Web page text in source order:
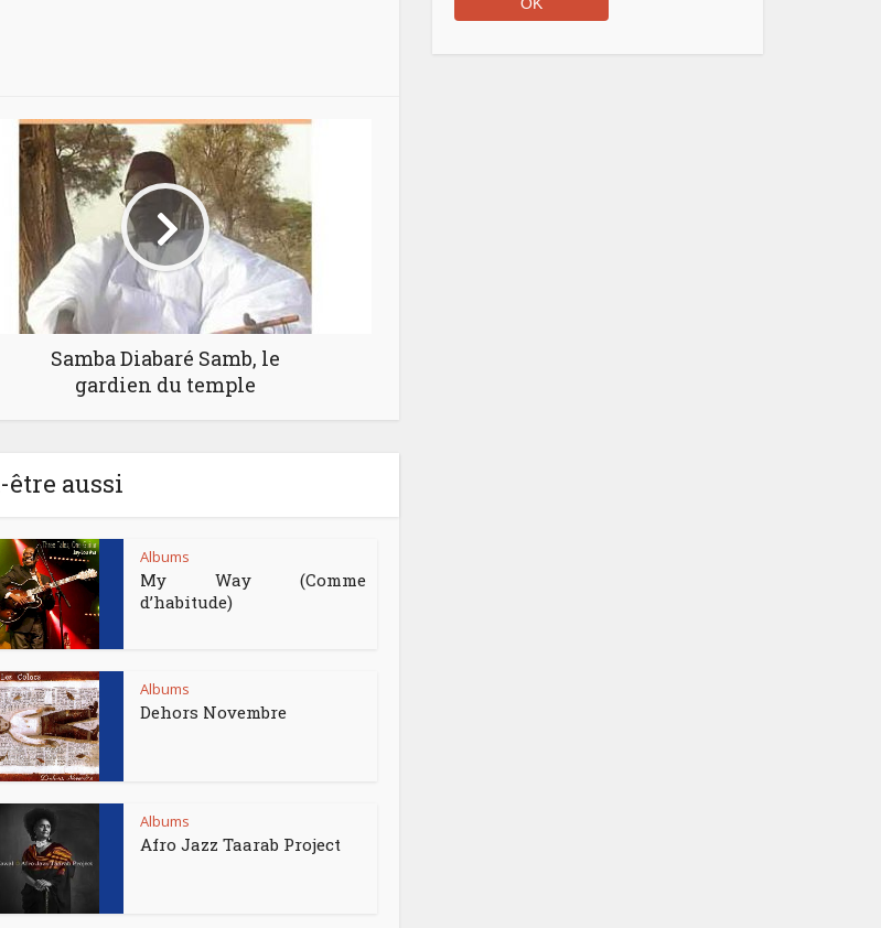
Samba Diabaré Samb, le
gardien du temple
être aussi
Albums
My Way (Comme
d’habitude)
Albums
Dehors Novembre
Albums
Afro Jazz Taarab Project